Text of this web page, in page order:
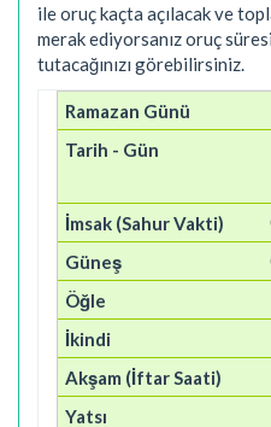
ile oruç kaçta açılacak ve
merak ediyorsanız oruç
tutacağınızı görebilirsiniz.